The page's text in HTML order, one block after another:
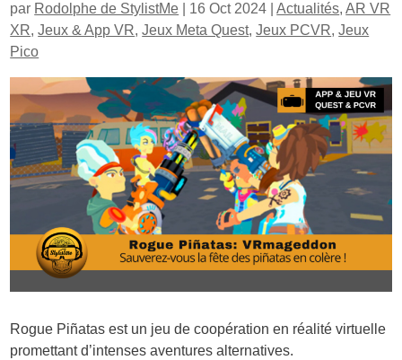
par Rodolphe de StylistMe 16 Oct 2024 |Actualités,AR VR
XR,Jeux & App VR,Jeux Meta Quest,Jeux PCVR,Jeux
Pico
Rogue Piñatas est un jeu de coopération en réalité virtuelle
promettant d’intenses aventures alternatives.